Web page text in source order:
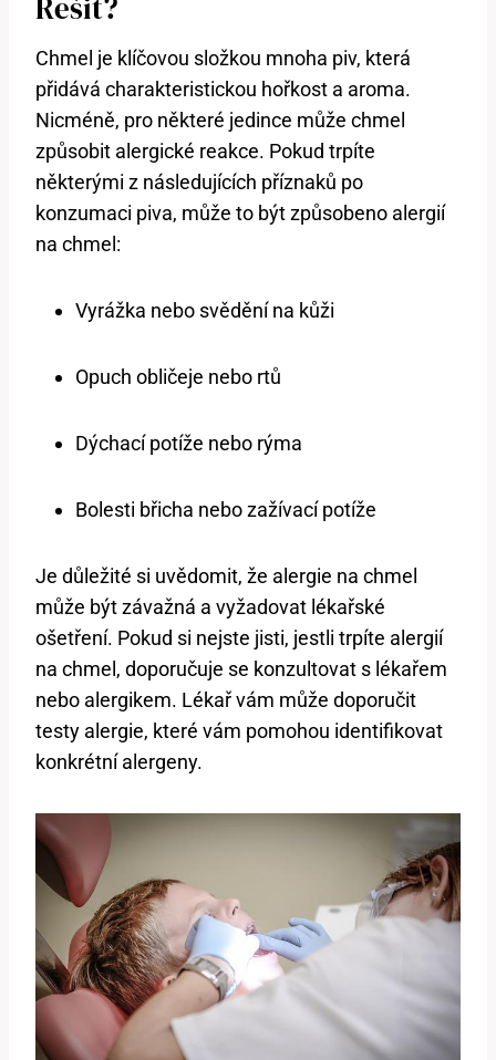
Řešit?
Chmel je klíčovou složkou mnoha piv, která
přidává charakteristickou hořkost a aroma.
Nicméně, pro některé jedince může chmel
způsobit alergické reakce. Pokud trpíte
některými z následujících příznaků po
konzumaci piva, může to být způsobeno alergií
na chmel:
Vyrážka nebo svědění na kůži
Opuch obličeje nebo rtů
Dýchací potíže nebo rýma
Bolesti břicha nebo zažívací potíže
Je důležité si uvědomit, že alergie na chmel
může být závažná a vyžadovat lékařské
ošetření. Pokud si nejste jisti, jestli trpíte alergií
na chmel, doporučuje se konzultovat s lékařem
nebo alergikem. Lékař vám může doporučit
testy alergie, které vám pomohou identifikovat
konkrétní alergeny.